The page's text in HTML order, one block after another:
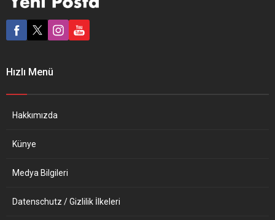
olumlu gelişmeler de
yaşandığını belirtti. Josep
2021’i “geçişler yılı” olarak
jeopolitik değişiklikler AB ve
Hızlı Menü
Hakkımızda
Künye
Medya Bilgileri
Datenschutz / Gizlilik İlkeleri